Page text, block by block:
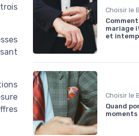
Choisir le
mariage
et
Choisir le
Quand
moments